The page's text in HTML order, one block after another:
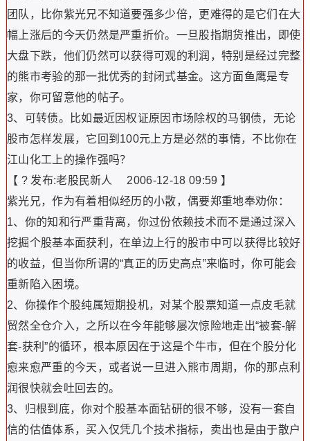
团队，比你紫光兄不知道要强多少倍，更难得的是它们在大
幅上涨后的今天仍然是严重折价。一旦股指期货推出，即使
大盘下跌，他们仍然可以获得可观的利润，特别是经过完整
的熊市考验的那一批优秀的封闭式基金。这方面鱼鹰是专
家，你可留意他的帖子。
3、可转债。比如最近因权证原因市场除权的马钢债，无论
股市怎样发展，它回到100元上方是必然的事情，不比你在
江山化工上的操作强吗？
【 ? 发布:老股民新人 2006-12-18 09:59 】
紫光兄，作为有着相似经历的小散，偶要郑重地奉劝你：
1、你的知和行严重背离，你过份依赖技术而不是通过深入
挖掘个股基本面获利，在单边上行的股市中可以获得比较好
的收益，但当你所谓的“真正的历史高点”来临时，你可能会
重新陷入困境。
2、你操作个股纯属短期投机，对某个股票知道一点皮毛就
贸然全仓介入，之所以在今年能够屡次惊险地走出“被套-解
套-获利”的循环，根本原因在于这是个牛市，但在个股分化
愈来愈严重的今天，或者说一旦进入熊市周期，你的那点利
润很快就会吐回去的。
3、归根到底，你对个股基本面钻研的很不够，没有一套自
信的估值体系，买入仅凭几个技术指标，卖出也是由于散户